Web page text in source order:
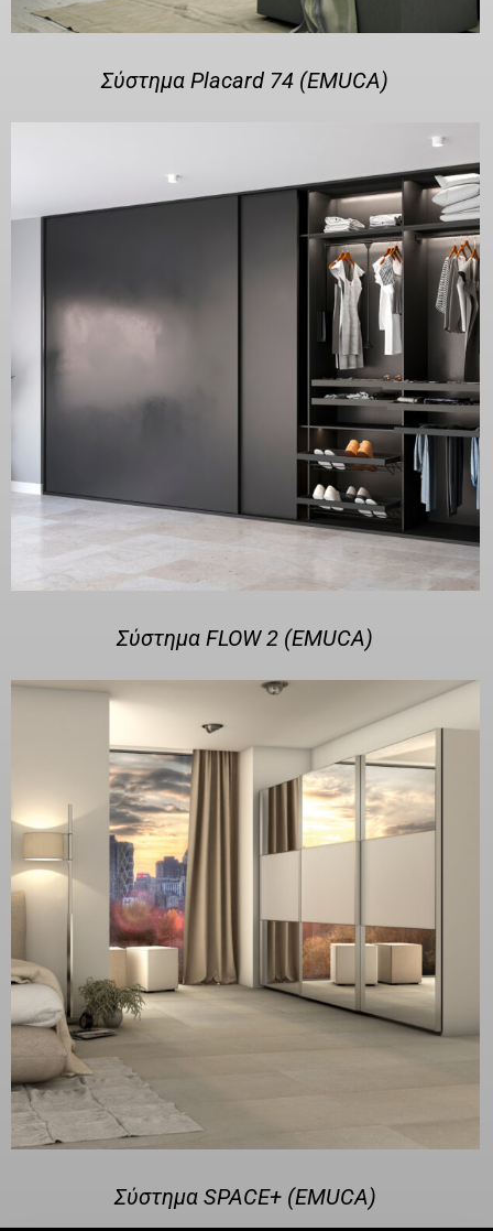
Σύστημα Placard 74 (EMUCA)
Σύστημα FLOW 2 (EMUCA)
Σύστημα SPACE+ (EMUCA)